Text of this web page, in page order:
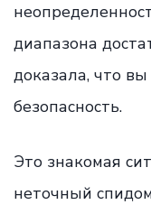
диапазона
доказала, что
безопасность.
Это знакомая
неточный